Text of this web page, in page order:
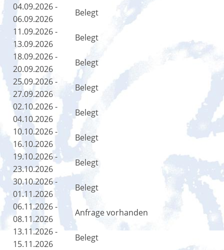
04.09.2026 -
06.09.2026
Belegt
11.09.2026 -
13.09.2026
Belegt
18.09.2026 -
20.09.2026
Belegt
25.09.2026 -
27.09.2026
Belegt
02.10.2026 -
04.10.2026
Belegt
10.10.2026 -
16.10.2026
Belegt
19.10.2026 -
23.10.2026
Belegt
30.10.2026 -
01.11.2026
Belegt
06.11.2026 -
08.11.2026
Anfrage vorhanden
13.11.2026 -
15.11.2026
Belegt